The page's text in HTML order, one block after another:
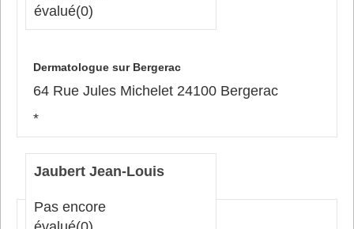
évalué(0)
Dermatologue sur Bergerac
64 Rue Jules Michelet 24100 Bergerac
*
Jaubert Jean-Louis
Pas encore